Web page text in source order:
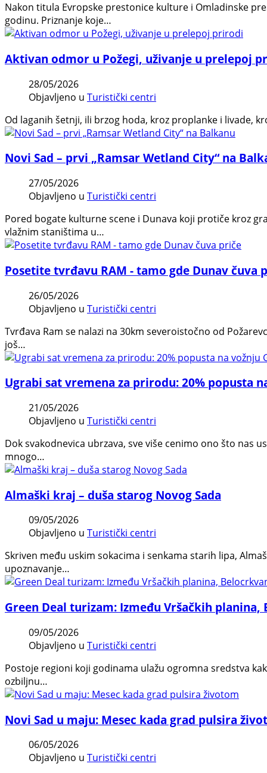
Nakon titula Evropske prestonice kulture i Omladinske
godinu. Priznanje koje…
Aktivan odmor u Požegi, uživanje u prelepoj
28/05/2026
Objavljeno u Turistički centri
Od laganih šetnji, ili brzog hoda, kroz proplanke i livade,
Novi Sad – prvi „Ramsar Wetland City“ na
27/05/2026
Objavljeno u Turistički centri
Pored bogate kulturne scene i Dunava koji protiče kroz
vlažnim staništima u…
Posetite tvrđavu RAM - tamo gde Dunav čuva
26/05/2026
Objavljeno u Turistički centri
Tvrđava Ram se nalazi na 30km severoistočno od
još…
Ugrabi sat vremena za prirodu: 20% popusta
21/05/2026
Objavljeno u Turistički centri
Dok svakodnevica ubrzava, sve više cenimo ono što
mnogo…
Almaški kraj – duša starog Novog Sada
09/05/2026
Objavljeno u Turistički centri
Skriven među uskim sokacima i senkama starih lipa,
upoznavanje…
Green Deal turizam: Između Vršačkih
09/05/2026
Objavljeno u Turistički centri
Postoje regioni koji godinama ulažu ogromna sredstva
ozbiljnu…
Novi Sad u maju: Mesec kada grad pulsira
06/05/2026
Objavljeno u Turistički centri